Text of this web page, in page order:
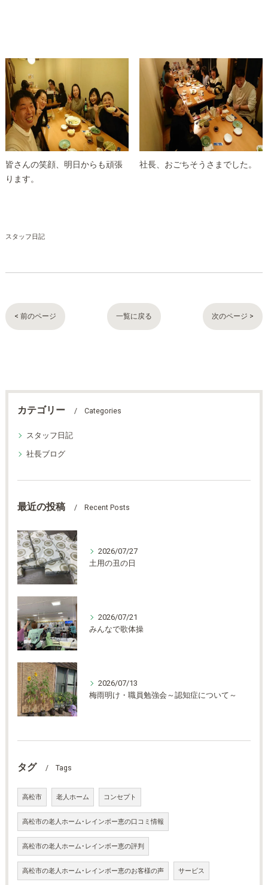
皆さんの笑顔、明日からも頑張
ります。
社長、おごちそうさまでした。
スタッフ日記
< 前のページ 一覧に戻る 次のページ >
カテゴリー Categories
スタッフ日記
社長ブログ
最近の投稿 Recent Posts
2026/07/27
土用の丑の日
2026/07/21
みんなで歌体操
2026/07/13
梅雨明け・職員勉強会～認知症について～
タグ Tags
高松市 老人ホーム コンセプト
高松市の老人ホーム･レインボー恵の口コミ情報
高松市の老人ホーム･レインボー恵の評判
高松市の老人ホーム･レインボー恵のお客様の声 サービス